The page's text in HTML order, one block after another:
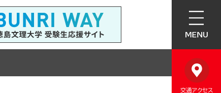
MENU
交通アクセス